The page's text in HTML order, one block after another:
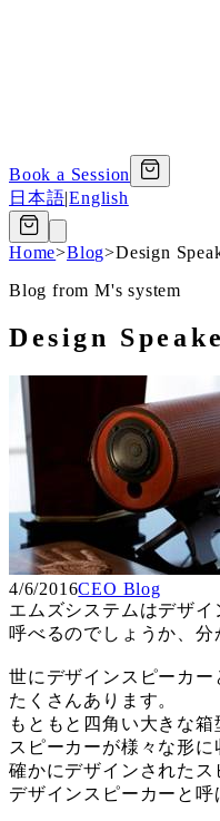
Book a Session
日本語|English
Home>Blog>Design
Blog from M's system
Design
4/6/2016CEO Blog
エムズシステムはデザイ
呼べるのでしょうか、分
世にデザインスピーカ
たくさんあります。
もともと四角い大きな箱
スピーカーが様々な形に
確かにデザインされた
デザインスピーカーと呼